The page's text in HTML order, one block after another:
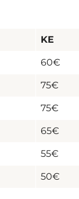
KE
60€
75€
75€
65€
55€
50€